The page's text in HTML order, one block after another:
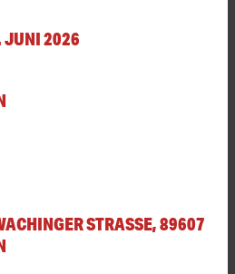
JUNI 2026
STRASSE, 89607 E